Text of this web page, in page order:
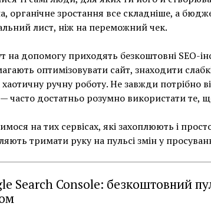
органічне зростання все складніше, а
лист, ніж на переможний чек.
на допомогу приходять безкоштовні SEO-
оптимізовувати сайт, знаходити
хаотичну ручну роботу. Не завжди потрібно
часто достатньо розумно використати те,
на тих сервісах, які захоплюють і
тримати руку на пульсі змін у
Search Console: безкоштовний